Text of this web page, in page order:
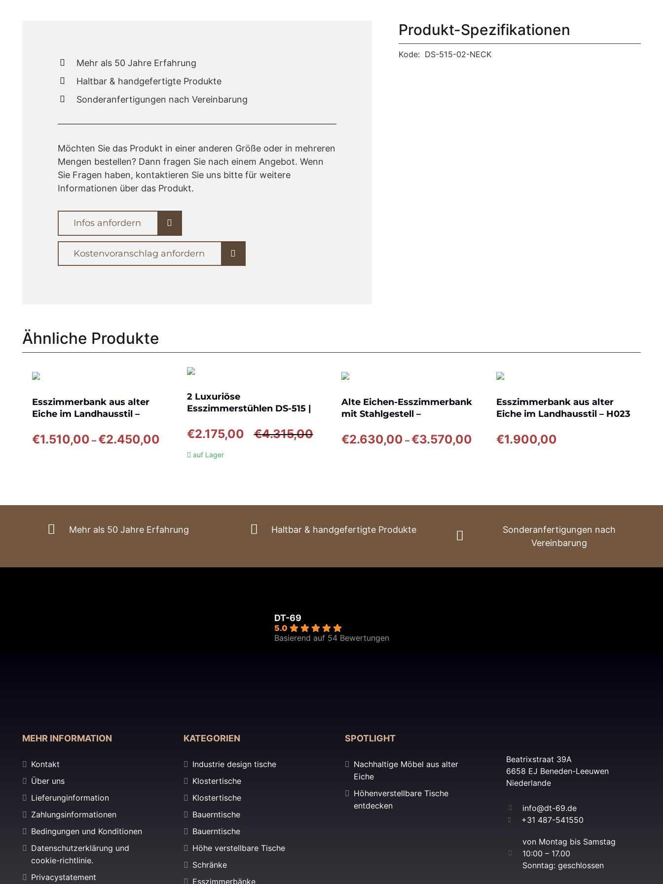
Mehr als 50 Jahre Erfahrung
Haltbar & handgefertigte Produkte
Sonderanfertigungen nach Vereinbarung
Möchten Sie das Produkt in einer anderen Größe oder in mehreren
Mengen bestellen? Dann fragen Sie nach einem Angebot. Wenn
Sie Fragen haben, kontaktieren Sie uns bitte für weitere
Informationen über das Produkt.
Infos anfordern
Kostenvoranschlag anfordern
Produkt-Spezifikationen
Kode: DS-515-02-NECK
Ähnliche Produkte
Esszimmerbank aus alter
Eiche im Landhausstil –
€1.510,00 –€2.450,00 Preisspanne:
€1.510,00
2 Luxuriöse
Esszimmerstühlen DS-515 |
€4.315,00Ursprünglicher
€2.175,00
Aktueller
auf Lager
Alte Eichen-Esszimmerbank
mit Stahlgestell –
€2.630,00 –€3.570,00 Preisspanne:
Esszimmerbank aus alter
Eiche im Landhausstil – H023
€1.900,00
Mehr als 50 Jahre Erfahrung Haltbar & handgefertigte Produkte
Sonderanfertigungen nach
Vereinbarung
DT-69
5.0
Basierend auf 54 Bewertungen
MEHR INFORMATION
Kontakt
Über uns
Lieferunginformation
Zahlungsinformationen
Bedingungen und Konditionen
Datenschutzerklärung und
cookie-richtlinie.
Privacystatement
KATEGORIEN
Industrie design tische
Klostertische
Klostertische
Bauerntische
Bauerntische
Höhe verstellbare Tische
Schränke
Esszimmerbänke
SPOTLIGHT
Nachhaltige Möbel aus alter
Eiche
Höhenverstellbare Tische
entdecken
Beatrixstraat 39A
6658 EJ Beneden-Leeuwen
Niederlande
info@dt-69.de
+31 487-541550
von Montag bis Samstag
10:00 – 17.00
Sonntag: geschlossen